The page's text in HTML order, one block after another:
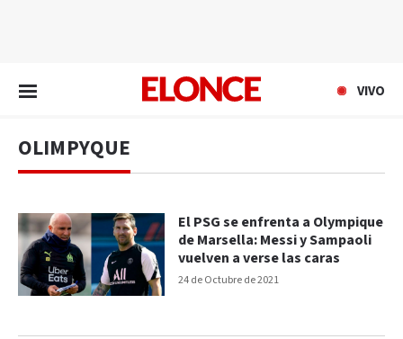
VIVO
OLIMPYQUE
24 de Octubre de 2021
El PSG se enfrenta a Olympique
de Marsella: Messi y Sampaoli
vuelven a verse las caras